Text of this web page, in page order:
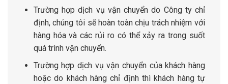
Trường hợp dịch vụ vận chuyển do Công ty chỉ
định, chúng tôi sẽ hoàn toàn chịu trách nhiệm với
hàng hóa và các rủi ro có thể xảy ra trong suốt
quá trình vận chuyển.
Trường hợp dịch vụ vận chuyển của khách hàng
hoặc do khách hàng chỉ định thì khách hàng tự